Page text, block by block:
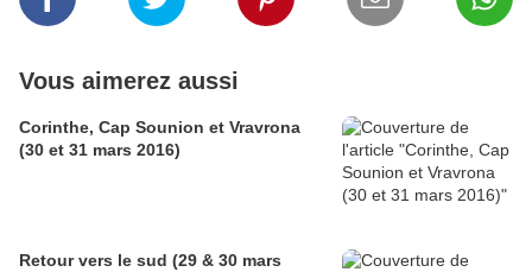
Vous aimerez aussi
Corinthe, Cap Sounion et Vravrona
(30 et 31 mars 2016)
Retour vers le sud (29 & 30 mars